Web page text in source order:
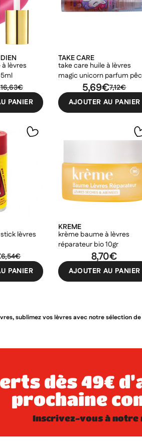
lèvres
16,63€
PANIER
TAKE CARE
take care huile à lèvres
magic unicorn parfum
7,12€
5,69€
AJOUTER AU PANIER
lèvres
6,54€
PANIER
KREME
krème baume à lèvres
réparateur bio 10gr
8,70€
AJOUTER AU PANIER
sublimez vos lèvres avec notre sélection
prochaine
inscrivez-vous à